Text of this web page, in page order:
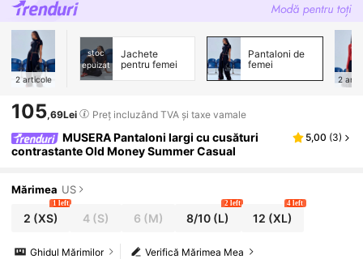
2 articole
stoc
epuizat
Jachete
pentru femei
Pantaloni de
femei
2
105,69Lei Preț incluzând TVA și taxe vamale
MUSERA Pantaloni largi cu cusături
contrastante Old Money Summer Casual
5,00 (3)
Mărimea US
2 (XS)
1 left
4(S) 6 (M) 8/10 (L)
2 left
12 (XL)
4 left
Verifică Mărimea Mea
Ghidul Mărimilor